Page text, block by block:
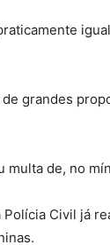
grandes
multa de, no
Civil já